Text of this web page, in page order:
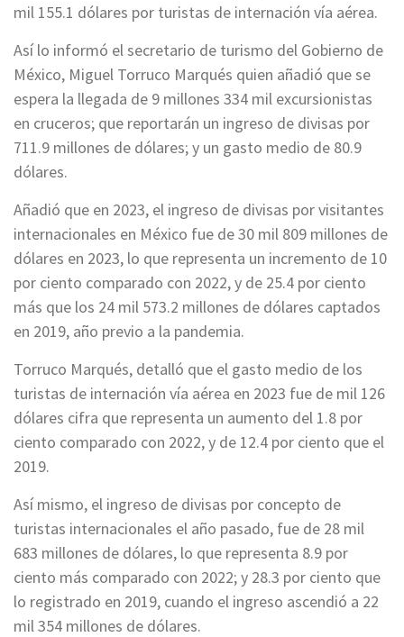
mil 155.1 dólares por turistas de internación vía aérea.
Así lo informó el secretario de turismo del Gobierno de
México, Miguel Torruco Marqués quien añadió que se
espera la llegada de 9 millones 334 mil excursionistas
en cruceros; que reportarán un ingreso de divisas por
711.9 millones de dólares; y un gasto medio de 80.9
dólares.
Añadió que en 2023, el ingreso de divisas por visitantes
internacionales en México fue de 30 mil 809 millones de
dólares en 2023, lo que representa un incremento de 10
por ciento comparado con 2022, y de 25.4 por ciento
más que los 24 mil 573.2 millones de dólares captados
en 2019, año previo a la pandemia.
Torruco Marqués, detalló que el gasto medio de los
turistas de internación vía aérea en 2023 fue de mil 126
dólares cifra que representa un aumento del 1.8 por
ciento comparado con 2022, y de 12.4 por ciento que el
2019.
Así mismo, el ingreso de divisas por concepto de
turistas internacionales el año pasado, fue de 28 mil
683 millones de dólares, lo que representa 8.9 por
ciento más comparado con 2022; y 28.3 por ciento que
lo registrado en 2019, cuando el ingreso ascendió a 22
mil 354 millones de dólares.